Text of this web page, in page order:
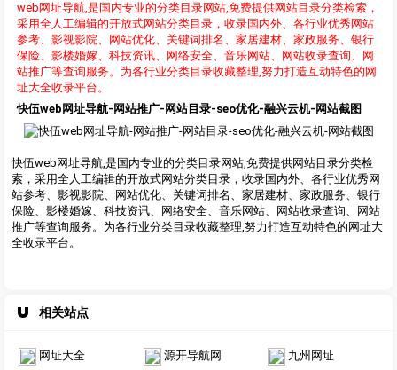
web网址导航,是国内专业的分类目录网站,免费提供网站目录分类检索，
采用全人工编辑的开放式网站分类目录，收录国内外、各行业优秀网站
参考、影视影院、网站优化、关键词排名、家居建材、家政服务、银行
保险、影楼婚嫁、科技资讯、网络安全、音乐网站、网站收录查询、网
站推广等查询服务。为各行业分类目录收藏整理,努力打造互动特色的网
址大全收录平台。
快伍web网址导航-网站推广-网站目录-seo优化-融兴云机-网站截图
快伍web网址导航,是国内专业的分类目录网站,免费提供网站目录分类检
索，采用全人工编辑的开放式网站分类目录，收录国内外、各行业优秀网
站参考、影视影院、网站优化、关键词排名、家居建材、家政服务、银行
保险、影楼婚嫁、科技资讯、网络安全、音乐网站、网站收录查询、网站
推广等查询服务。为各行业分类目录收藏整理,努力打造互动特色的网址大
全收录平台。
相关站点
网址大全 源开导航网 九州网址